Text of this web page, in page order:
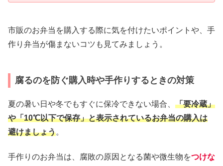
市販のお弁当を購入する際に気を付けたいポイントや、手
作り弁当が傷まないコツも見てみましょう。
腐るのを防ぐ購入時や手作りするときの対策
夏の暑い日や冬でもすぐに保冷できない場合、 「要冷蔵」
や「10℃以下で保存」と表示されているお弁当の購入は
避けましょう。
手作りのお弁当は、腐敗の原因となる菌や微生物をつけな